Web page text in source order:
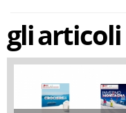
gliarticoli